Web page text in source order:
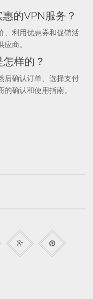
的VPN服务？
、利用优惠券和促销活
商。
样的？
后确认订单、选择支付
确认和使用指南。